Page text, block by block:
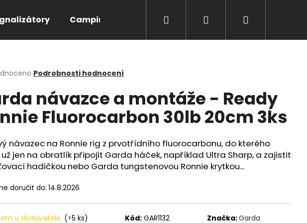
Camping Bižuterie Péče o úlovky
Přihlášení
Podrobnosti hodnocení
návazce a montáže - Ready
Fluorocarbon 30lb 20cm 3ks
návazec na Ronnie rig z prvotřídního fluorocarbonu, do kterého
jen na obratlík připojit Garda háček, například Ultra Sharp, a zajistit
hadičkou nebo Garda tungstenovou Ronnie krytkou...
doručit do: 14.8.2026
u dodavatele (>5 ks) Kód: GAR1132 Značka:Garda
HLEDAT